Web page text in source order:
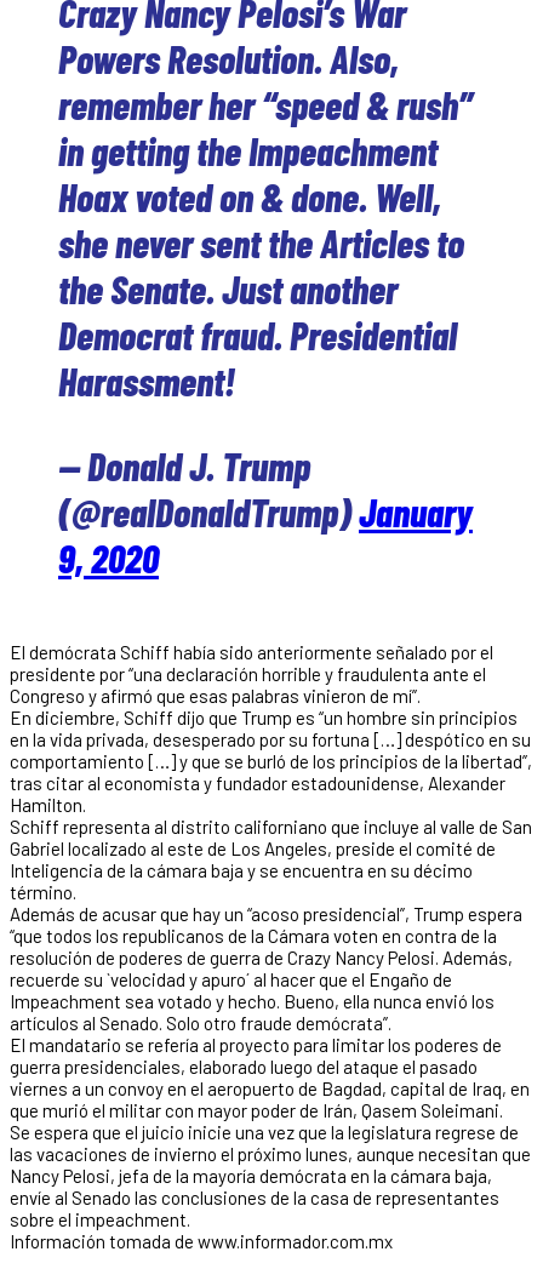
Crazy Nancy Pelosi’s War
Powers Resolution. Also,
remember her “speed & rush”
in getting the Impeachment
Hoax voted on & done. Well,
she never sent the Articles to
the Senate. Just another
Democrat fraud. Presidential
Harassment!
— Donald J. Trump
(@realDonaldTrump)January
9, 2020
El demócrata Schiff había sido anteriormente señalado por el
presidente por “una declaración horrible y fraudulenta ante el
Congreso y afirmó que esas palabras vinieron de mí”.
En diciembre, Schiff dijo que Trump es “un hombre sin principios
en la vida privada, desesperado por su fortuna […] despótico en su
comportamiento […] y que se burló de los principios de la libertad”,
tras citar al economista y fundador estadounidense, Alexander
Hamilton.
Schiff representa al distrito californiano que incluye al valle de San
Gabriel localizado al este de Los Angeles, preside el comité de
Inteligencia de la cámara baja y se encuentra en su décimo
término.
Además de acusar que hay un “acoso presidencial”, Trump espera
“que todos los republicanos de la Cámara voten en contra de la
resolución de poderes de guerra de Crazy Nancy Pelosi. Además,
recuerde su `velocidad y apuro´ al hacer que el Engaño de
Impeachment sea votado y hecho. Bueno, ella nunca envió los
artículos al Senado. Solo otro fraude demócrata”.
El mandatario se refería al proyecto para limitar los poderes de
guerra presidenciales, elaborado luego del ataque el pasado
viernes a un convoy en el aeropuerto de Bagdad, capital de Iraq, en
que murió el militar con mayor poder de Irán, Qasem Soleimani.
Se espera que el juicio inicie una vez que la legislatura regrese de
las vacaciones de invierno el próximo lunes, aunque necesitan que
Nancy Pelosi, jefa de la mayoría demócrata en la cámara baja,
envíe al Senado las conclusiones de la casa de representantes
sobre el impeachment.
Información tomada de www.informador.com.mx